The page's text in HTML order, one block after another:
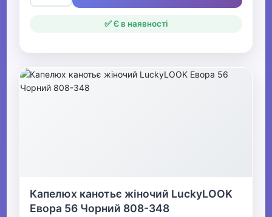
✅ Є в наявності
Капелюх канотьє жіночий LuckyLOOK
Евора 56 Чорний 808-348